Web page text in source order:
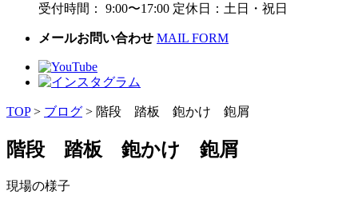
受付時間： 9:00〜17:00 定休日：土日・祝日
メールお問い合わせ MAIL FORM
TOP> ブログ > 階段 踏板 鉋かけ 鉋屑
階段 踏板 鉋かけ 鉋屑
現場の様子